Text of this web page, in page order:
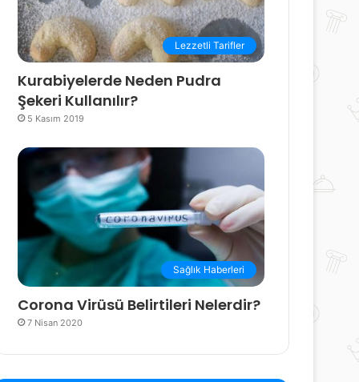
Lezzetli Tarifler
Kurabiyelerde Neden Pudra
Şekeri Kullanılır?
5 Kasım 2019
Sağlık Haberleri
Corona Virüsü Belirtileri Nelerdir?
7 Nisan 2020